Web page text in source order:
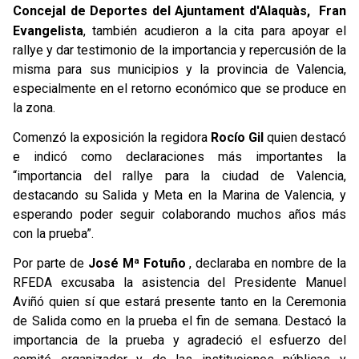
Concejal de Deportes del Ajuntament d'Alaquàs, Fran
Evangelista, también acudieron a la cita para apoyar el
rallye y dar testimonio de la importancia y repercusión de la
misma para sus municipios y la provincia de Valencia,
especialmente en el retorno económico que se produce en
la zona.
Comenzó la exposición la regidora Rocío Gilquien destacó
e indicó como declaraciones más importantes la
“importancia del rallye para la ciudad de Valencia,
destacando su Salida y Meta en la Marina de Valencia, y
esperando poder seguir colaborando muchos años más
con la prueba”.
Por parte de José Mª Fotuño , declaraba en nombre de la
RFEDA excusaba la asistencia del Presidente Manuel
Aviñó quien sí que estará presente tanto en la Ceremonia
de Salida como en la prueba el fin de semana. Destacó la
importancia de la prueba y agradeció el esfuerzo del